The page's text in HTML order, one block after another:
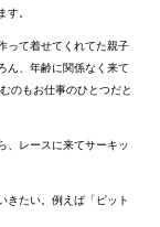
。
って着せてくれてた親子
ん、年齢に関係なく来て
のもお仕事のひとつだと
、レースに来てサーキッ
きたい。例えば「ピット